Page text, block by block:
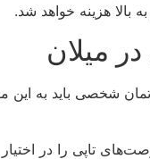
میلان
شخصی باید به
تاپی را در